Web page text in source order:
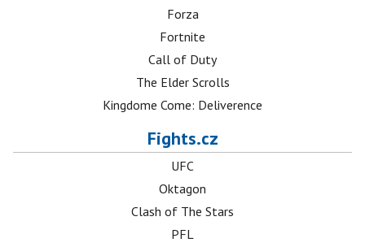
Forza
Fortnite
Call of Duty
The Elder Scrolls
Kingdome Come: Deliverence
Fights.cz
UFC
Oktagon
Clash of The Stars
PFL